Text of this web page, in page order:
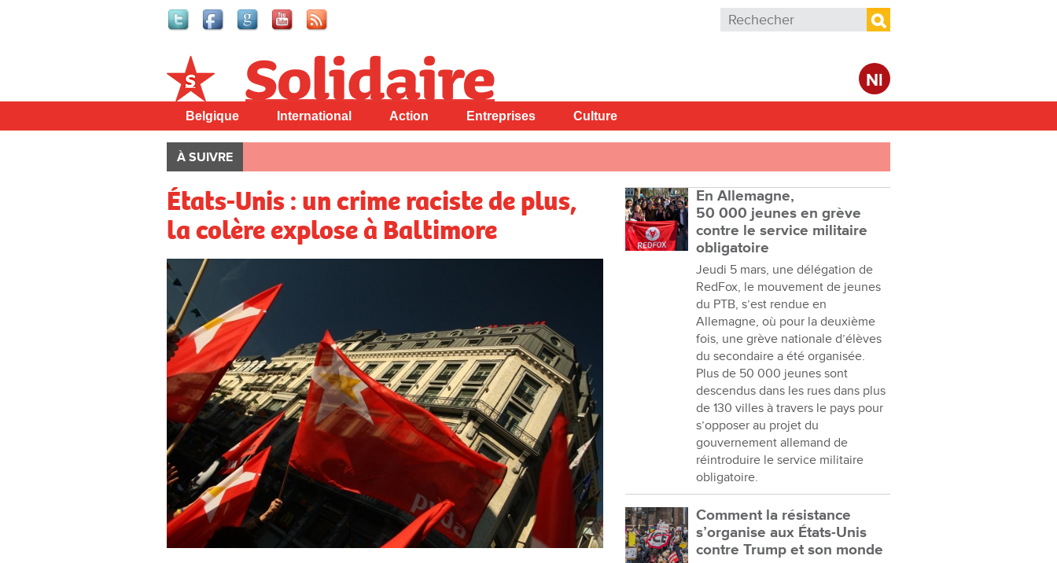
Formulaire de recherche
Rechercher
Nl
Solidaire
Belgique International Action Entreprises Culture
À SUIVRE
États-Unis : un crime raciste de plus,
la colère explose à Baltimore
En Allemagne,
50 000 jeunes en grève
contre le service militaire
obligatoire
Jeudi 5 mars, une délégation de
RedFox, le mouvement de jeunes
du PTB, s’est rendue en
Allemagne, où pour la deuxième
fois, une grève nationale d’élèves
du secondaire a été organisée.
Plus de 50 000 jeunes sont
descendus dans les rues dans plus
de 130 villes à travers le pays pour
s’opposer au projet du
gouvernement allemand de
réintroduire le service militaire
obligatoire.
Comment la résistance
s’organise aux États-Unis
contre Trump et son monde